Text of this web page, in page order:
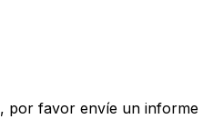
por favor envíe un informe